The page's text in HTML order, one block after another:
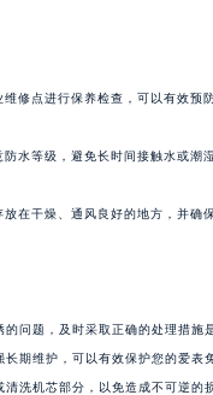
修点进行保养检查，可以有效预
水等级，避免长时间接触水或潮湿
在干燥、通风良好的地方，并确
问题，及时采取正确的处理措施
长期维护，可以有效保护您的爱表
洗机芯部分，以免造成不可逆的